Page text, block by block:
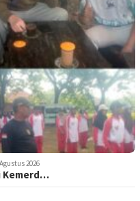
2026
Kemerd…